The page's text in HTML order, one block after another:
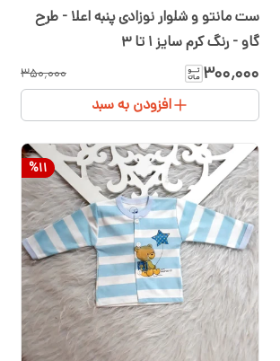
ست مانتو و شلوار نوزادی پنبه اعلا - طرح
گاو - رنگ کرم سایز ۱ تا ۳
۳۰۰٬۰۰۰ ۳۵۰٬۰۰۰
افزودن به سبد
%11